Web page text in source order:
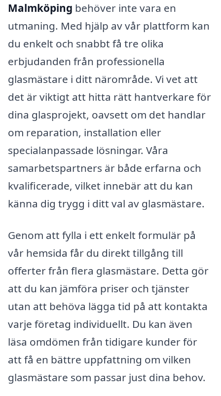
Malmköping behöver inte vara en
utmaning. Med hjälp av vår plattform kan
du enkelt och snabbt få tre olika
erbjudanden från professionella
glasmästare i ditt närområde. Vi vet att
det är viktigt att hitta rätt hantverkare för
dina glasprojekt, oavsett om det handlar
om reparation, installation eller
specialanpassade lösningar. Våra
samarbetspartners är både erfarna och
kvalificerade, vilket innebär att du kan
känna dig trygg i ditt val av glasmästare.
Genom att fylla i ett enkelt formulär på
vår hemsida får du direkt tillgång till
offerter från flera glasmästare. Detta gör
att du kan jämföra priser och tjänster
utan att behöva lägga tid på att kontakta
varje företag individuellt. Du kan även
läsa omdömen från tidigare kunder för
att få en bättre uppfattning om vilken
glasmästare som passar just dina behov.